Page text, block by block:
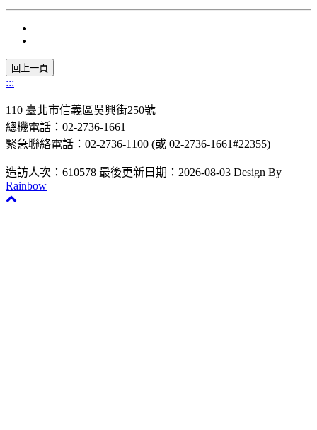
:::
110 臺北市信義區吳興街250號
總機電話：02-2736-1661
緊急聯絡電話：02-2736-1100 (或 02-2736-1661#22355)
造訪人次：610578 最後更新日期：2026-08-03 Design By
Rainbow